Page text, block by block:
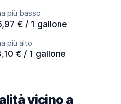
più basso
€ / 1 gallone
più alto
€ / 1 gallone
vicino a